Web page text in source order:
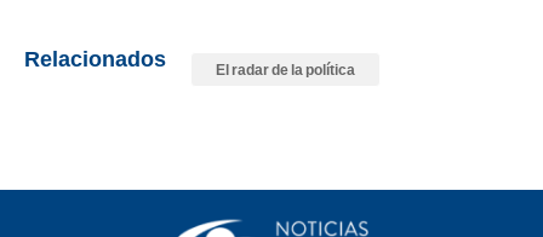
Relacionados El radar de la política